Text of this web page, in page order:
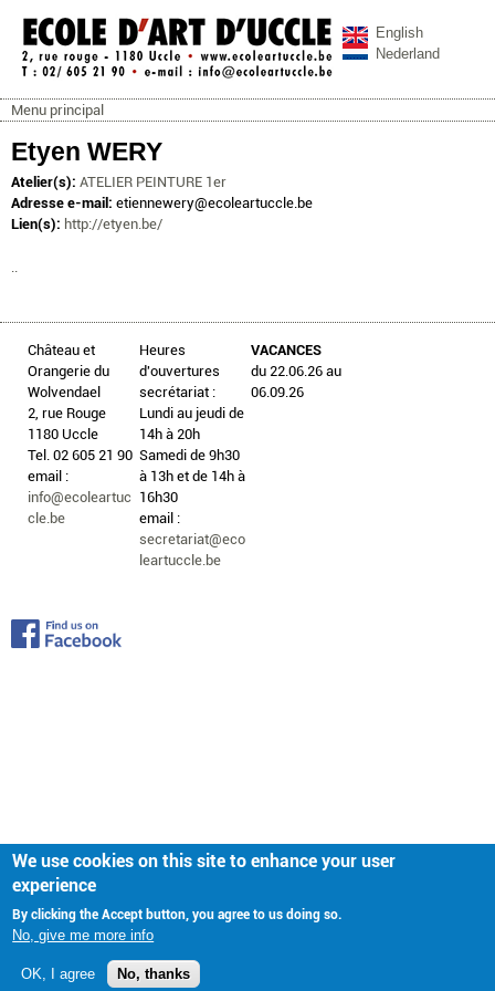
Aller au contenu principal
ecoleartuccle.be
English
Nederland
Menu principal
Menu principal
Etyen WERY
Atelier(s): ATELIER PEINTURE 1er
Adresse e-mail: etiennewery@ecoleartuccle.be
Lien(s): http://etyen.be/
..
Château et
Orangerie du
Wolvendael
2, rue Rouge
1180 Uccle
Tel. 02 605 21 90
email :
info@ecoleartuc
cle.be
Heures
d'ouvertures
secrétariat :
Lundi au jeudi de
14h à 20h
Samedi de 9h30
à 13h et de 14h à
16h30
email :
secretariat@eco
leartuccle.be
VACANCES
du 22.06.26 au
06.09.26
We use cookies on this site to enhance your user
experience
By clicking the Accept button, you agree to us doing so.
No, give me more info
OK, I agree No, thanks